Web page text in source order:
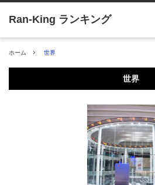
ホーム 世界
世界